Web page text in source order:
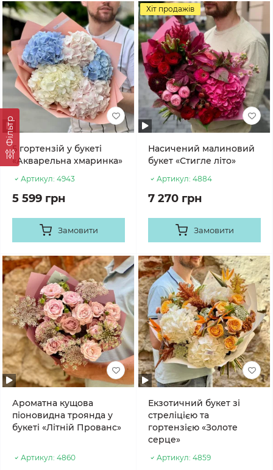
Фільтр
5 гортензій у букеті
«Акварельна хмаринка»
Артикул: 4943
5 599 грн
Замовити
Хіт продажів
Насичений малиновий
букет «Стигле літо»
Артикул: 4884
7 270 грн
Замовити
Ароматна кущова
піоновидна троянда у
букеті «Літній Прованс»
Артикул: 4860
Екзотичний букет зі
стреліцією та
гортензією «Золоте
серце»
Артикул: 4859